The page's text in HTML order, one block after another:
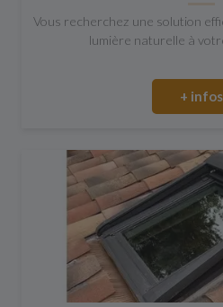
Vous recherchez une solution
lumière naturelle à
+ infos